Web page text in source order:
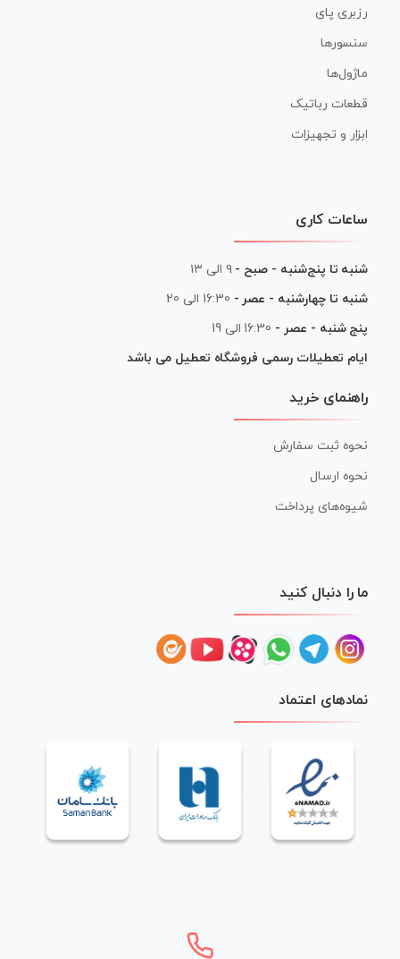
رزبری پای
سنسورها
ماژول‌ها
قطعات رباتیک
ابزار و تجهیزات
ساعات کاری
شنبه تا پنج‌شنبه - صبح - ۹ الی ۱۳
شنبه تا چهارشنبه - عصر - 16:30 الی 20
پنج شنبه - عصر - 16:30 الی 19
ایام تعطیلات رسمی فروشگاه تعطیل می باشد
راهنمای خرید
نحوه ثبت سفارش
نحوه ارسال
شیوه‌های پرداخت
ما را دنبال کنید
نمادهای اعتماد